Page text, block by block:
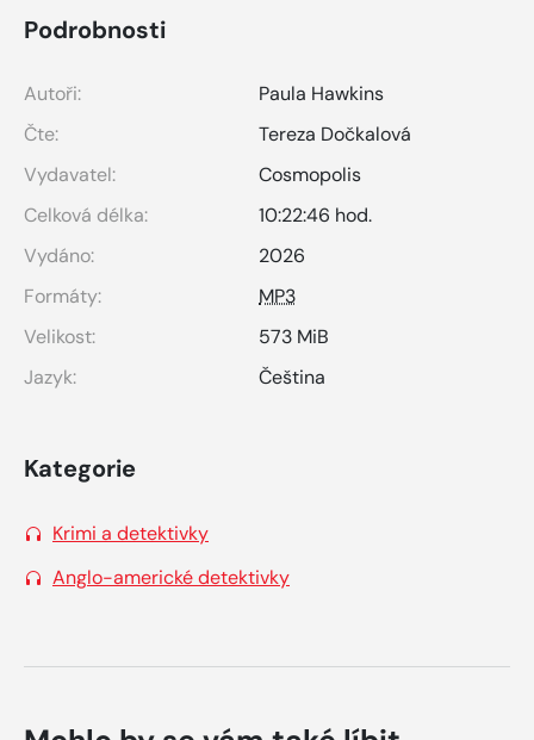
Podrobnosti
Autoři:
Paula Hawkins
Čte:
Tereza Dočkalová
Vydavatel:
Cosmopolis
Celková délka:
10:22:46 hod.
Vydáno:
2026
Formáty:
MP3
Velikost:
573 MiB
Jazyk:
Čeština
Kategorie
Krimi a detektivky
Anglo-americké detektivky